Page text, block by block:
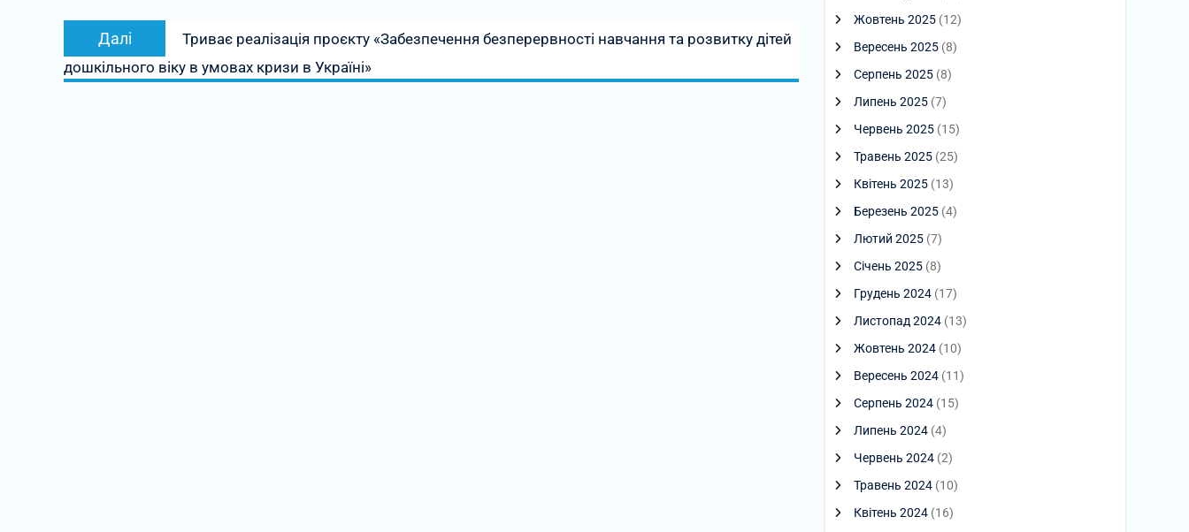
Далі
запис:
Триває реалізація проєкту «Забезпечення безперервності навчання та розвитку дітей
дошкільного віку в умовах кризи в Україні»
Жовтень 2025 (12)
Вересень 2025 (8)
Серпень 2025 (8)
Липень 2025 (7)
Червень 2025 (15)
Травень 2025 (25)
Квітень 2025 (13)
Березень 2025 (4)
Лютий 2025 (7)
Січень 2025 (8)
Грудень 2024 (17)
Листопад 2024 (13)
Жовтень 2024 (10)
Вересень 2024 (11)
Серпень 2024 (15)
Липень 2024 (4)
Червень 2024 (2)
Травень 2024 (10)
Квітень 2024 (16)